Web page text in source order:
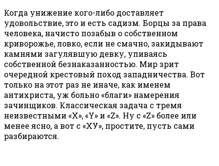
Когда унижение кого-либо доставляет
удовольствие, это и есть садизм. Борцы за права
человека, начисто позабыв о собственном
криворожье, ловко, если не смачно, закидывают
камнями загулявшую девку, упиваясь
собственной безнаказанностью. Мир зрит
очередной крестовый поход западничества. Вот
только на этот раз не иначе, как именем
антихриста, уж больно «благи» намерения
зачинщиков. Классическая задача с тремя
неизвестными «Х», «Y» и «Z». Ну с «Z» более или
менее ясно, а вот с «ХУ», простите, пусть сами
разбираются.